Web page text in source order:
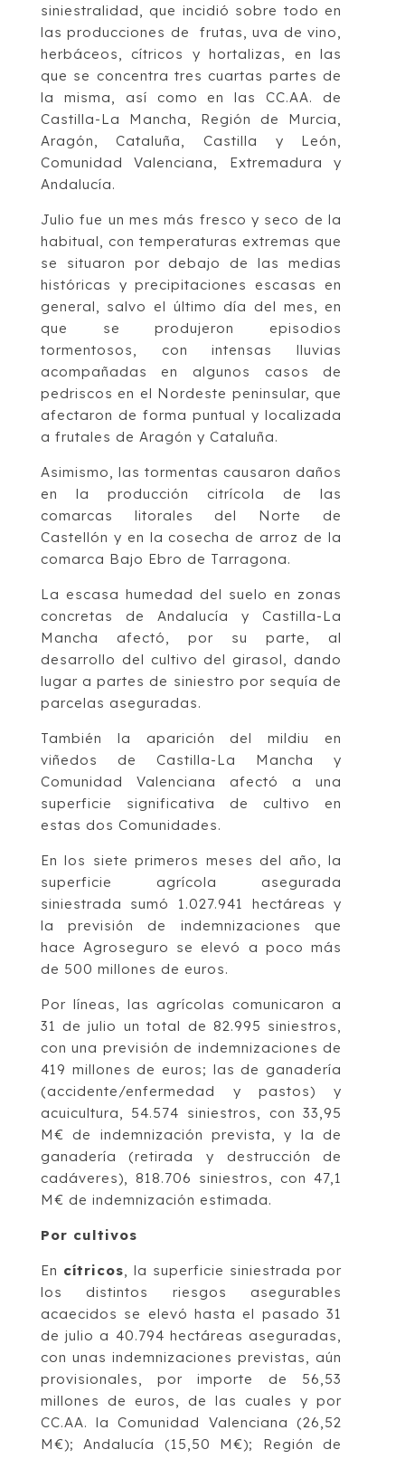
siniestralidad, que incidió sobre todo en
las producciones de frutas, uva de vino,
herbáceos, cítricos y hortalizas, en las
que se concentra tres cuartas partes de
la misma, así como en las CC.AA. de
Castilla-La Mancha, Región de Murcia,
Aragón, Cataluña, Castilla y León,
Comunidad Valenciana, Extremadura y
Andalucía.
Julio fue un mes más fresco y seco de la
habitual, con temperaturas extremas que
se situaron por debajo de las medias
históricas y precipitaciones escasas en
general, salvo el último día del mes, en
que se produjeron episodios
tormentosos, con intensas lluvias
acompañadas en algunos casos de
pedriscos en el Nordeste peninsular, que
afectaron de forma puntual y localizada
a frutales de Aragón y Cataluña.
Asimismo, las tormentas causaron daños
en la producción citrícola de las
comarcas litorales del Norte de
Castellón y en la cosecha de arroz de la
comarca Bajo Ebro de Tarragona.
La escasa humedad del suelo en zonas
concretas de Andalucía y Castilla-La
Mancha afectó, por su parte, al
desarrollo del cultivo del girasol, dando
lugar a partes de siniestro por sequía de
parcelas aseguradas.
También la aparición del mildiu en
viñedos de Castilla-La Mancha y
Comunidad Valenciana afectó a una
superficie significativa de cultivo en
estas dos Comunidades.
En los siete primeros meses del año, la
superficie agrícola asegurada
siniestrada sumó 1.027.941 hectáreas y
la previsión de indemnizaciones que
hace Agroseguro se elevó a poco más
de 500 millones de euros.
Por líneas, las agrícolas comunicaron a
31 de julio un total de 82.995 siniestros,
con una previsión de indemnizaciones de
419 millones de euros; las de ganadería
(accidente/enfermedad y pastos) y
acuicultura, 54.574 siniestros, con 33,95
M€ de indemnización prevista, y la de
ganadería (retirada y destrucción de
cadáveres), 818.706 siniestros, con 47,1
M€ de indemnización estimada.
Por cultivos
En cítricos, la superficie siniestrada por
los distintos riesgos asegurables
acaecidos se elevó hasta el pasado 31
de julio a 40.794 hectáreas aseguradas,
con unas indemnizaciones previstas, aún
provisionales, por importe de 56,53
millones de euros, de las cuales y por
CC.AA. la Comunidad Valenciana (26,52
M€); Andalucía (15,50 M€); Región de